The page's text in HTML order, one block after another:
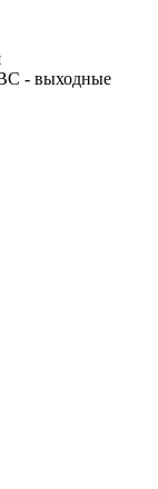
- выходные